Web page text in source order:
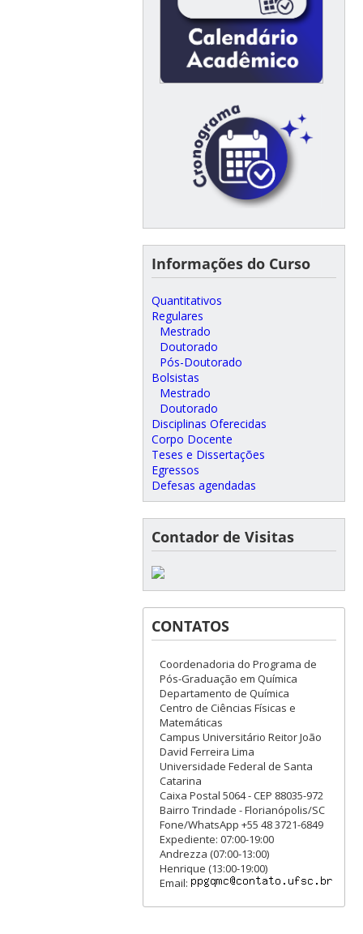
Informações do Curso
Quantitativos
Regulares
Mestrado
Doutorado
Pós-Doutorado
Bolsistas
Mestrado
Doutorado
Disciplinas Oferecidas
Corpo Docente
Teses e Dissertações
Egressos
Defesas agendadas
Contador de Visitas
CONTATOS
Coordenadoria do Programa de
Pós-Graduação em Química
Departamento de Química
Centro de Ciências Físicas e
Matemáticas
Campus Universitário Reitor João
David Ferreira Lima
Universidade Federal de Santa
Catarina
Caixa Postal 5064 - CEP 88035-972
Bairro Trindade - Florianópolis/SC
Fone/WhatsApp +55 48 3721-6849
Expediente: 07:00-19:00
Andrezza (07:00-13:00)
Henrique (13:00-19:00)
Email: